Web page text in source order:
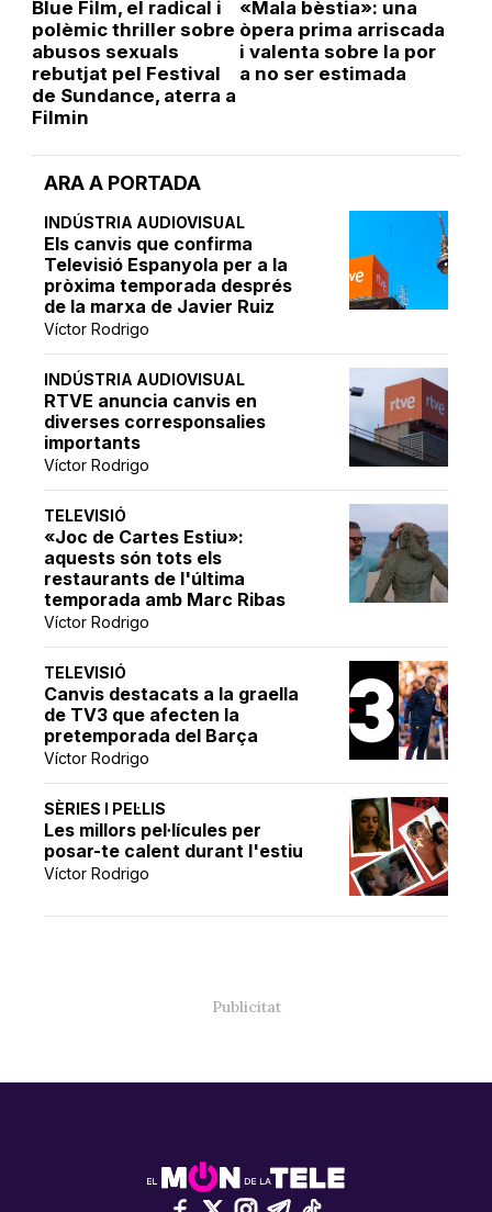
ARA A PORTADA
INDÚSTRIA AUDIOVISUAL
Els canvis que confirma
Televisió Espanyola per a la
pròxima temporada després
de la marxa de Javier Ruiz
Víctor Rodrigo
INDÚSTRIA AUDIOVISUAL
RTVE anuncia canvis en
diverses corresponsalies
importants
Víctor Rodrigo
TELEVISIÓ
«Joc de Cartes Estiu»:
aquests són tots els
restaurants de l'última
temporada amb Marc Ribas
Víctor Rodrigo
TELEVISIÓ
Canvis destacats a la graella
de TV3 que afecten la
pretemporada del Barça
Víctor Rodrigo
SÈRIES I PEL·LIS
Les millors pel·lícules per
posar-te calent durant l'estiu
Víctor Rodrigo
Blue Film, el radical i
polèmic thriller sobre
abusos sexuals
rebutjat pel Festival
de Sundance, aterra a
Filmin
«Mala bèstia»: una
òpera prima arriscada
i valenta sobre la por
a no ser estimada